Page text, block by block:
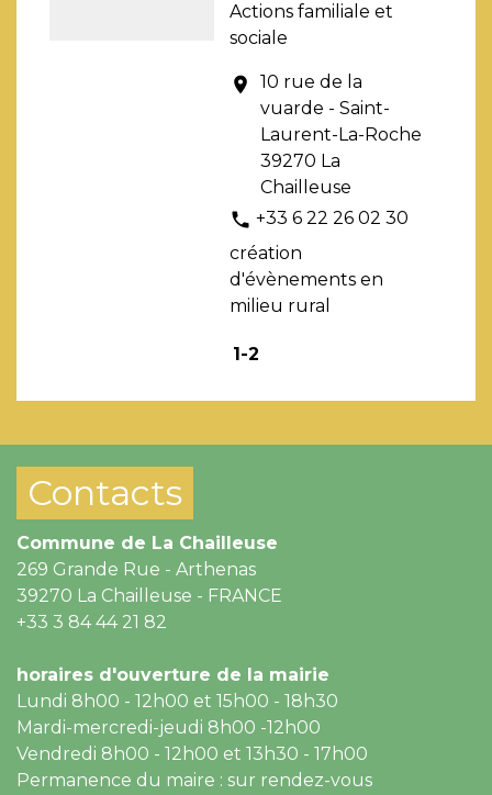
Actions familiale et
sociale
location_on
10 rue de la
vuarde - Saint-
Laurent-La-Roche
39270 La
Chailleuse
phone +33 6 22 26 02 30
création
d'évènements en
milieu rural
1-2
Contacts
Commune de La Chailleuse
269 Grande Rue - Arthenas
39270 La Chailleuse - FRANCE
+33 3 84 44 21 82
horaires d'ouverture de la mairie
Lundi 8h00 - 12h00 et 15h00 - 18h30
Mardi-mercredi-jeudi 8h00 -12h00
Vendredi 8h00 - 12h00 et 13h30 - 17h00
Permanence du maire : sur rendez-vous